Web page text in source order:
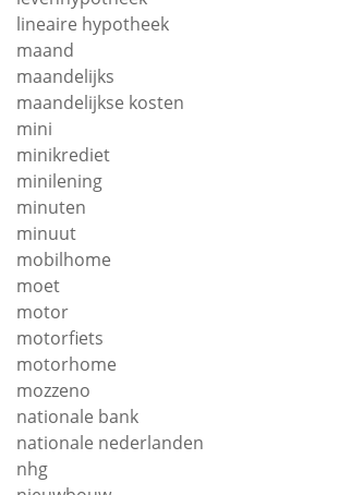
lineaire hypotheek
maand
maandelijks
maandelijkse kosten
mini
minikrediet
minilening
minuten
minuut
mobilhome
moet
motor
motorfiets
motorhome
mozzeno
nationale bank
nationale nederlanden
nhg